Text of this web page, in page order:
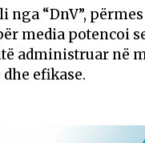
nga “DnV”,
media potencoi
administruar në
efikase.